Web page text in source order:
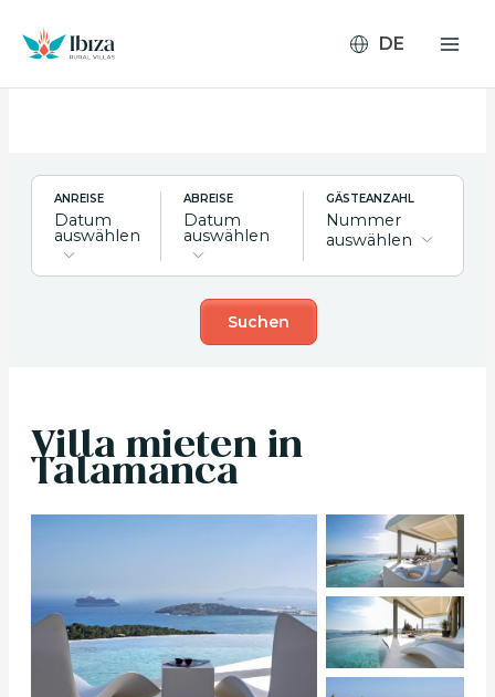
Inhalt
springen
ANREISE
Datum
auswählen
ABREISE
Datum
auswählen
GÄSTEANZAHL
Nummer
auswählen
Suchen
Villa mieten in
Talamanca